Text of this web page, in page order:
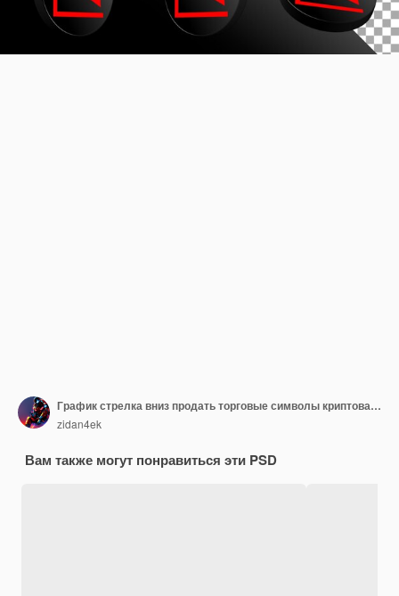
График стрелка вниз продать торговые символы криптовалюта икона монеты 3D пластик рендеринг иллюстрация
zidan4ek
Вам также могут понравиться эти PSD